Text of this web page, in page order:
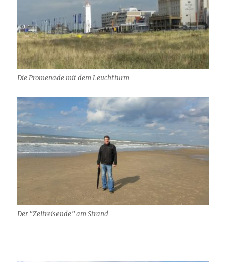
Die Promenade mit dem Leuchtturm
Der “Zeitreisende” am Strand